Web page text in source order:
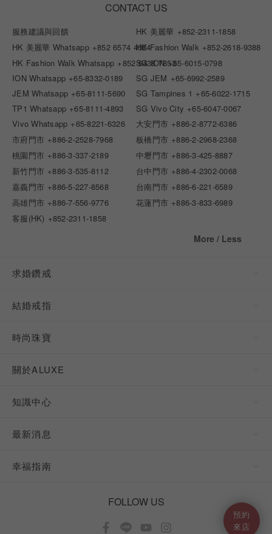
預約
來店
CONTACT US
服務建議與回饋 HK 美麗華 +852-2311-1858
HK 美麗華 Whatsapp +852 6574 4024HK Fashion Walk +852-2618-9388
HK Fashion Walk Whatsapp +852 6438 7853
SG ION +65-6015-0798
ION Whatsapp +65-8332-0189 SG JEM +65-6992-2589
JEM Whatsapp +65-8111-5690 SG Tampines 1 +65-6022-1715
TP1 Whatsapp +65-8111-4893 SG Vivo City +65-6047-0067
Vivo Whatsapp +65-8221-6326 大安門市 +886-2-8772-6386
市府門市 +886-2-2528-7968 板橋門市 +886-2-2968-2368
桃園門市 +886-3-337-2189 中壢門市 +886-3-425-8887
新竹門市 +886-3-535-8112 台中門市 +886-4-2302-0068
嘉義門市 +886-5-227-8568 台南門市 +886-6-221-6589
高雄門市 +886-7-556-9776 花蓮門市 +886-3-833-6989
客服(HK) +852-2311-1858
More / Less
求婚鑽戒
結婚戒指
時尚珠寶
關於ALUXE
知識中心
最新消息
幸福指南
FOLLOW US